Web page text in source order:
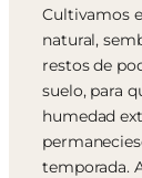
Cultivamos
natural,
restos de
suelo, para
humedad
temporada.